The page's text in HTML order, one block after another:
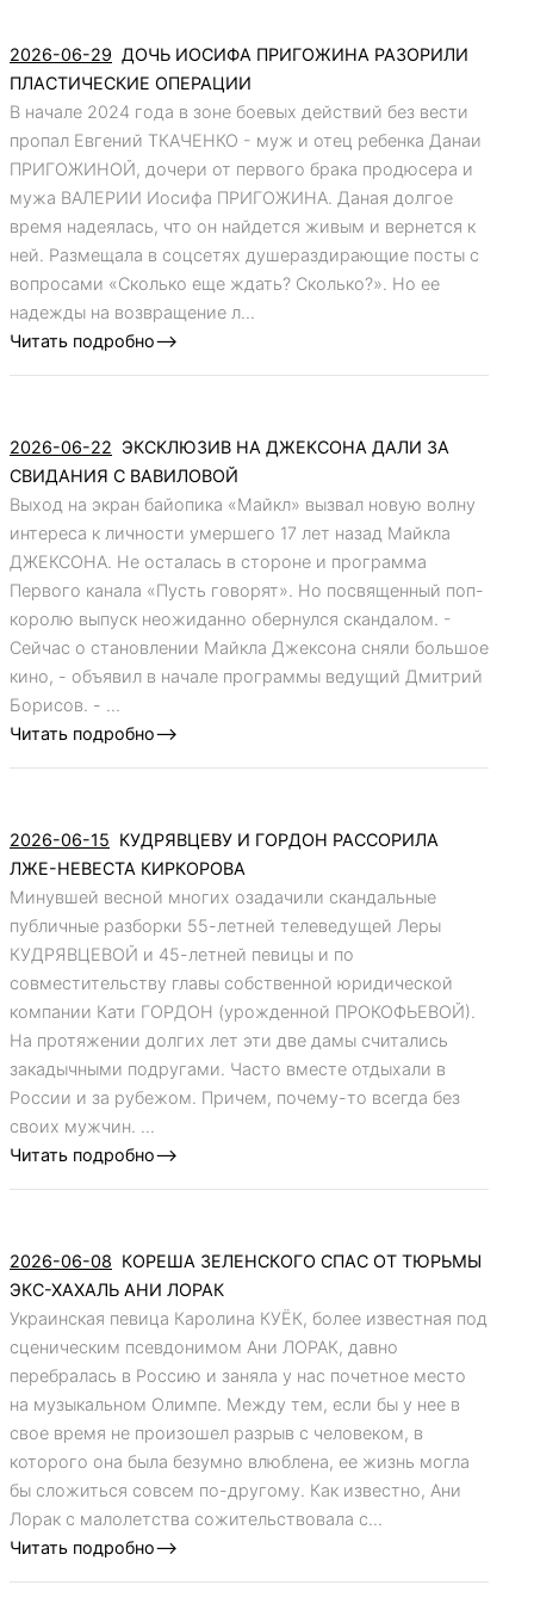
2026-06-29 ДОЧЬ ИОСИФА ПРИГОЖИНА РАЗОРИЛИ
ПЛАСТИЧЕСКИЕ ОПЕРАЦИИ
В начале 2024 года в зоне боевых действий без вести
пропал Евгений ТКАЧЕНКО - муж и отец ребенка Данаи
ПРИГОЖИНОЙ, дочери от первого брака продюсера и
мужа ВАЛЕРИИ Иосифа ПРИГОЖИНА. Даная долгое
время надеялась, что он найдется живым и вернется к
ней. Размещала в соцсетях душераздирающие посты с
вопросами «Сколько еще ждать? Сколько?». Но ее
надежды на возвращение л...
Читать подробно-->
2026-06-22 ЭКСКЛЮЗИВ НА ДЖЕКСОНА ДАЛИ ЗА
СВИДАНИЯ С ВАВИЛОВОЙ
Выход на экран байопика «Майкл» вызвал новую волну
интереса к личности умершего 17 лет назад Майкла
ДЖЕКСОНА. Не осталась в стороне и программа
Первого канала «Пусть говорят». Но посвященный поп-
королю выпуск неожиданно обернулся скандалом. -
Сейчас о становлении Майкла Джексона сняли большое
кино, - объявил в начале программы ведущий Дмитрий
Борисов. - ...
Читать подробно-->
2026-06-15 КУДРЯВЦЕВУ И ГОРДОН РАССОРИЛА
ЛЖЕ-НЕВЕСТА КИРКОРОВА
Минувшей весной многих озадачили скандальные
публичные разборки 55-летней телеведущей Леры
КУДРЯВЦЕВОЙ и 45-летней певицы и по
совместительству главы собственной юридической
компании Кати ГОРДОН (урожденной ПРОКОФЬЕВОЙ).
На протяжении долгих лет эти две дамы считались
закадычными подругами. Часто вместе отдыхали в
России и за рубежом. Причем, почему-то всегда без
своих мужчин. ...
Читать подробно-->
2026-06-08 КОРЕША ЗЕЛЕНСКОГО СПАС ОТ ТЮРЬМЫ
ЭКС-ХАХАЛЬ АНИ ЛОРАК
Украинская певица Каролина КУЁК, более известная под
сценическим псевдонимом Ани ЛОРАК, давно
перебралась в Россию и заняла у нас почетное место
на музыкальном Олимпе. Между тем, если бы у нее в
свое время не произошел разрыв с человеком, в
которого она была безумно влюблена, ее жизнь могла
бы сложиться совсем по-другому. Как известно, Ани
Лорак с малолетства сожительствовала с...
Читать подробно-->